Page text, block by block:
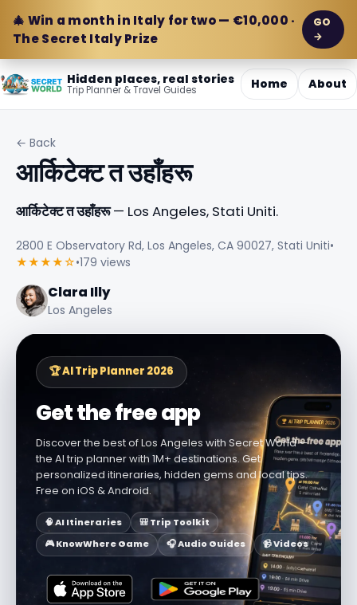
🎄 Win a month in Italy for two — €10,000 ·
The Secret Italy Prize
GO
→
Hidden places, real stories
Trip Planner & Travel Guides Home About
← Back
आर्किटेक्ट त उहाँहरू
आर्किटेक्ट त उहाँहरू— Los Angeles, Stati Uniti.
2800 E Observatory Rd, Los Angeles, CA 90027, Stati Uniti•
★★★★☆•179 views
Clara Illy
Los Angeles
🏆 AI Trip Planner 2026
Get the free app
Discover the best of Los Angeles with Secret World —
the AI trip planner with 1M+ destinations. Get
personalized itineraries, hidden gems and local tips.
Free on iOS & Android.
🧠 AI Itineraries
🎒 Trip Toolkit
🎮 KnowWhere Game
🎧 Audio Guides 📹 Videos